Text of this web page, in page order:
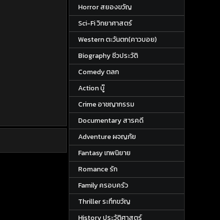
Horror สยองขวัญ
Sci-Fi วิทยาศาสตร์
Western ตะวันตก(คาวบอย)
Biography ชีวประวัติ
Comedy ตลก
Action บู๊
Crime อาชญากรรม
Documentary สารคดี
Adventure ผจญภัย
Fantasy เทพนิยาย
Romance รัก
Family ครอบครัว
Thriller ระทึกขวัญ
History ประวัติศาสตร์